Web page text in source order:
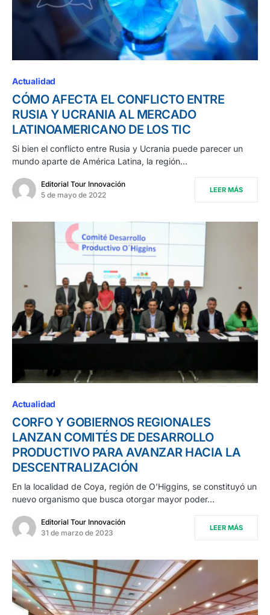
Actualidad
CÓMO AFECTA EL CONFLICTO ENTRE
RUSIA Y UCRANIA AL MERCADO
LATINOAMERICANO DE LOS TIC
Si bien el conflicto entre Rusia y Ucrania puede parecer un
mundo aparte de América Latina, la región…
Editorial Tour Innovación
5 de mayo de 2022
LEER MÁS
Actualidad
CORFO Y GOBIERNOS REGIONALES
LANZAN COMITÉS DE DESARROLLO
PRODUCTIVO PARA AVANZAR HACIA LA
DESCENTRALIZACIÓN
En la localidad de Coya, región de O’Higgins, se constituyó un
nuevo organismo que busca otorgar mayor poder…
Editorial Tour Innovación
31 de marzo de 2023
LEER MÁS